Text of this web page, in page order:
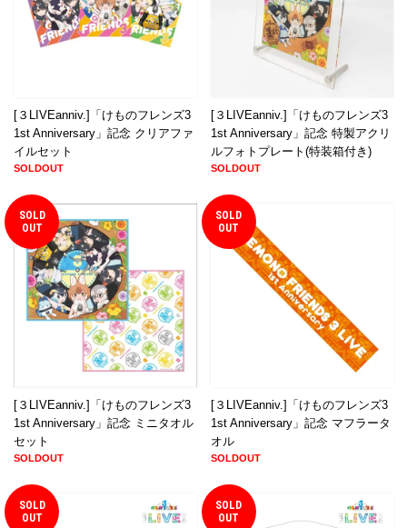
[３LIVEanniv.]「けものフレンズ3
1st Anniversary」記念 クリアファ
イルセット
SOLDOUT
[３LIVEanniv.]「けものフレンズ3
1st Anniversary」記念 特製アクリ
ルフォトプレート(特装箱付き)
SOLDOUT
SOLD
OUT
[３LIVEanniv.]「けものフレンズ3
1st Anniversary」記念 ミニタオル
セット
SOLDOUT
SOLD
OUT
[３LIVEanniv.]「けものフレンズ3
1st Anniversary」記念 マフラータ
オル
SOLDOUT
SOLD
OUT
SOLD
OUT